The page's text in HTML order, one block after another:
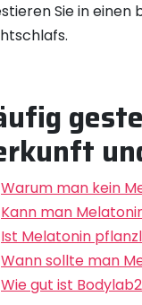
Sie in
Warum man kein
Kann man
Ist Melatonin
Wann sollte man
Wie gut ist